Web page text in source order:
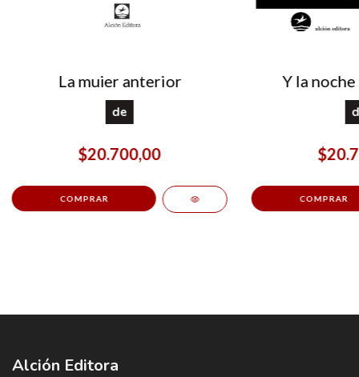
La mujer anterior
de
$20.700,00
Y la
Alción Editora